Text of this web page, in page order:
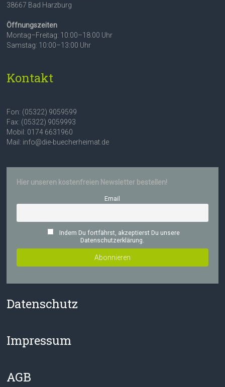
38667 Bad Harzburg
Öffnungszeiten
Montag–Freitag: 10:00–18:00 Uhr
Samstag: 10:00–13:00 Uhr
Kontakt
Fon: (05322) 9059599
Fax: (05322) 9059993
Mobil: 0174 6631960
Mail: info@die-buecherheimat.de
Hier unseren kostenfreien Newsletter bestellen!
Email
Indem Du fortfährst, akzeptierst Du unsere
Datenschutzerklärung.
Datenschutz
Impressum
AGB